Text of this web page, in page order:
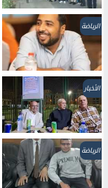
الرياضة
الأخبار
الرياضة